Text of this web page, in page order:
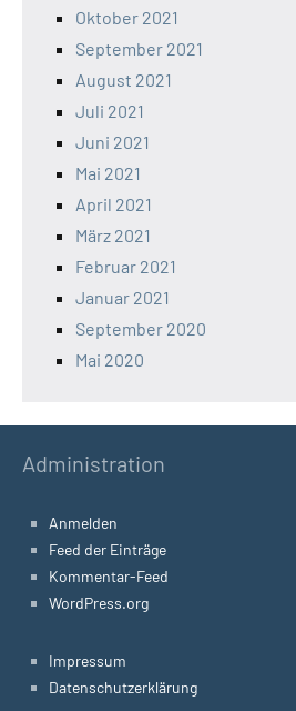
Oktober 2021
September 2021
August 2021
Juli 2021
Juni 2021
Mai 2021
April 2021
März 2021
Februar 2021
Januar 2021
September 2020
Mai 2020
Administration
Anmelden
Feed der Einträge
Kommentar-Feed
WordPress.org
Impressum
Datenschutzerklärung